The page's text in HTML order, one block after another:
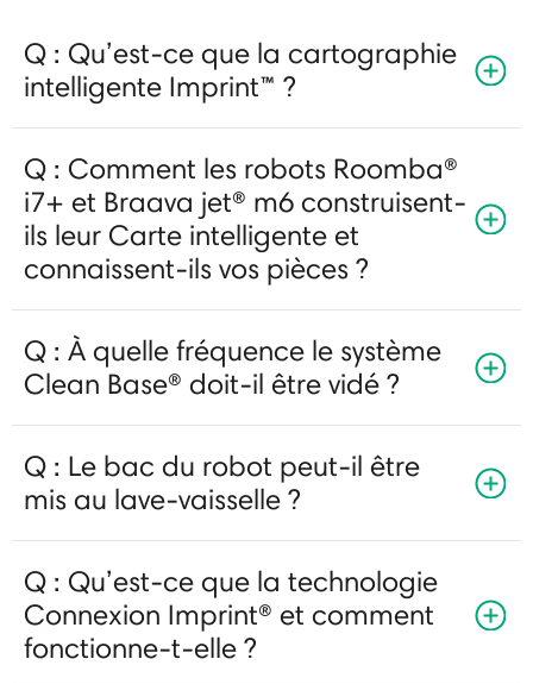
Q : Qu’est-ce que la cartographie
intelligente Imprint™ ?
Q : Comment les robots Roomba®
i7+ et Braava jet® m6 construisent-
ils leur Carte intelligente et
connaissent-ils vos pièces ?
Q : À quelle fréquence le système
Clean Base® doit-il être vidé ?
Q : Le bac du robot peut-il être
mis au lave-vaisselle ?
Q : Qu’est-ce que la technologie
Connexion Imprint® et comment
fonctionne-t-elle ?